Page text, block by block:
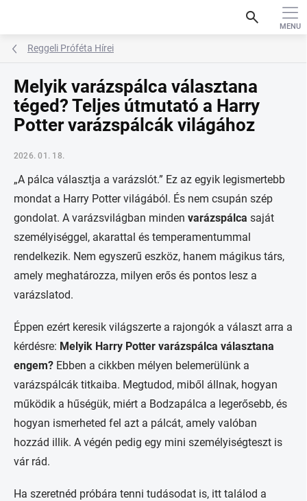
tartalomhoz
search
Reggeli Próféta Hírei
Melyik varázspálca választana
téged? Teljes útmutató a Harry
Potter varázspálcák világához
2026. 01. 18.
„A pálca választja a varázslót.” Ez az egyik legismertebb
mondat a Harry Potter világából. És nem csupán szép
gondolat. A varázsvilágban minden varázspálca saját
személyiséggel, akarattal és temperamentummal
rendelkezik. Nem egyszerű eszköz, hanem mágikus társ,
amely meghatározza, milyen erős és pontos lesz a
varázslatod.
Éppen ezért keresik világszerte a rajongók a választ arra a
kérdésre: Melyik Harry Potter varázspálca választana
engem? Ebben a cikkben mélyen belemerülünk a
varázspálcák titkaiba. Megtudod, miből állnak, hogyan
működik a hűségük, miért a Bodzapálca a legerősebb, és
hogyan ismerheted fel azt a pálcát, amely valóban
hozzád illik. A végén pedig egy mini személyiségteszt is
vár rád.
Ha szeretnéd próbára tenni tudásodat is, itt találod a